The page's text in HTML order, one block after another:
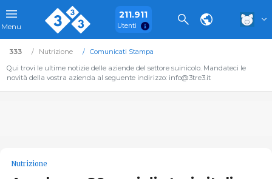
Menu
211.911
Utenti
333 Nutrizione
Comunicati Stampa
Qui trovi le ultime notizie delle aziende del settore suinicolo. Mandateci le
novità della vostra azienda al seguente indirizzo: info@3tre3.it
Nutrizione